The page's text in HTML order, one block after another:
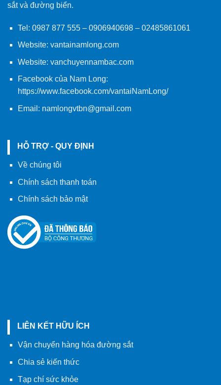
sắt và đường biển.
Tel: 0987 877 555– 0906940698– 02485861061
Website: vantainamlong.com
Website: vanchuyennambac.com
Facebook của Nam Long:
https://www.facebook.com/vantaiNamLong/
Email: namlongvtbn@gmail.com
HỖ TRỢ - QUY ĐỊNH
Về chúng tôi
Chính sách thanh toán
Chính sách bảo mật
LIÊN KẾT HỮU ÍCH
Vận chuyển hàng hóa đường sắt
Chia sẻ kiến thức
Tạp chí sức khỏe